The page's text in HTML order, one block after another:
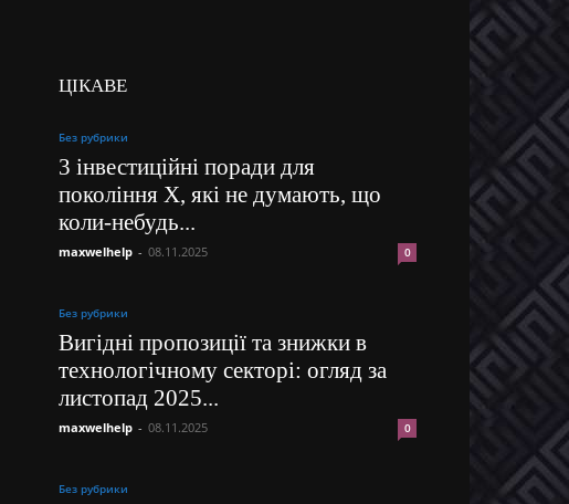
ЦІКАВЕ
Без рубрики
3 інвестиційні поради для
покоління X, які не думають, що
коли-небудь...
maxwelhelp - 08.11.2025 0
Без рубрики
Вигідні пропозиції та знижки в
технологічному секторі: огляд за
листопад 2025...
maxwelhelp - 08.11.2025 0
Без рубрики